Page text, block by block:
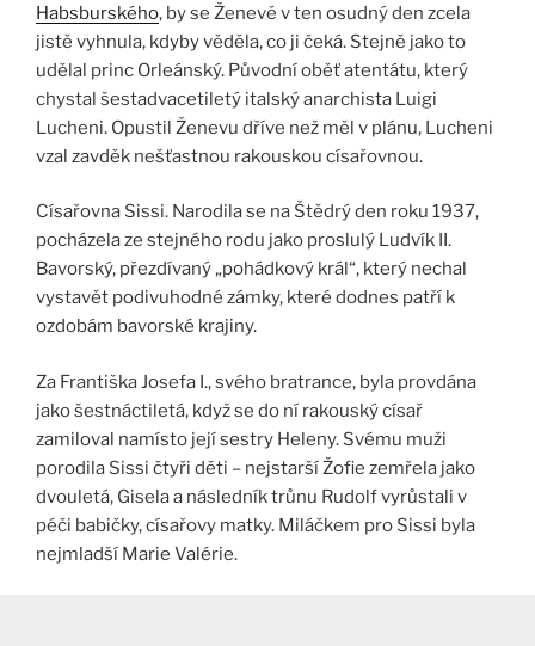
Habsburského, by se Ženevě v ten osudný den zcela
jistě vyhnula, kdyby věděla, co ji čeká. Stejně jako to
udělal princ Orleánský. Původní oběť atentátu, který
chystal šestadvacetiletý italský anarchista Luigi
Lucheni. Opustil Ženevu dříve než měl v plánu, Lucheni
vzal zavděk nešťastnou rakouskou císařovnou.
Císařovna Sissi. Narodila se na Štědrý den roku 1937,
pocházela ze stejného rodu jako proslulý Ludvík II.
Bavorský, přezdívaný „pohádkový král“, který nechal
vystavět podivuhodné zámky, které dodnes patří k
ozdobám bavorské krajiny.
Za Františka Josefa I., svého bratrance, byla provdána
jako šestnáctiletá, když se do ní rakouský císař
zamiloval namísto její sestry Heleny. Svému muži
porodila Sissi čtyři děti – nejstarší Žofie zemřela jako
dvouletá, Gisela a následník trůnu Rudolf vyrůstali v
péči babičky, císařovy matky. Miláčkem pro Sissi byla
nejmladší Marie Valérie.